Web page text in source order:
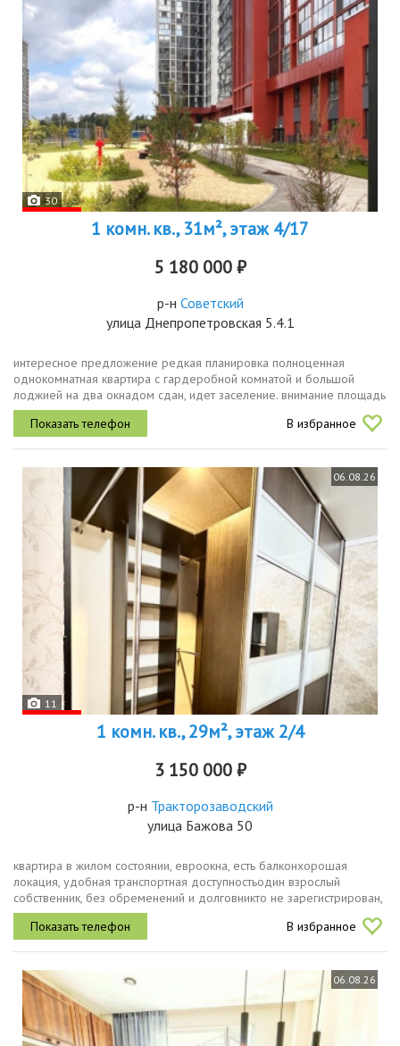
30
1 комн. кв., 31м², этаж 4/17
5 180 000 ₽
р-н Советский
улица Днепропетровская 5.4.1
интересное предложение редкая планировка полноценная
однокомнатная квартира с гардеробной комнатой и большой
лоджией на два окнадом сдан, идет заселение. внимание площадь
квартиры в объявлении указана без площади лоджии, с лоджией
площадь 36,8 кв.м...
В избранное
06.08.26
11
1 комн. кв., 29м², этаж 2/4
3 150 000 ₽
р-н Тракторозаводский
улица Бажова 50
квартира в жилом состоянии, евроокна, есть балконхорошая
локация, удобная транспортная доступностьодин взрослый
собственник, без обременений и долговникто не зарегистрирован,
прямая продажачистый и аккуратный подъезд, ухоженная
придомовая...
В избранное
06.08.26